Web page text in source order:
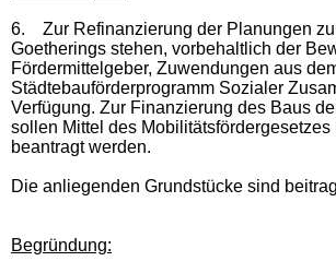
6.
Zur Refinanzierung der Planungen
Goetherings stehen, vorbehaltlich der
Fördermittelgeber, Zuwendungen aus
Städtebauförderprogramm Sozialer
Verfügung. Zur Finanzierung des Baus
sollen Mittel des Mobilitätsfördergesetzes
beantragt werden.
Die anliegenden Grundstücke sind
Begründung: